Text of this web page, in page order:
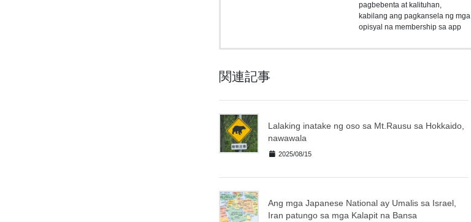
pagbebenta at kalituhan,
kabilang ang pagkansela ng mga
opisyal na membership sa app
関連記事
Lalaking inatake ng oso sa Mt.Rausu sa Hokkaido,
nawawala
2025/08/15
Ang mga Japanese National ay Umalis sa Israel,
Iran patungo sa mga Kalapit na Bansa